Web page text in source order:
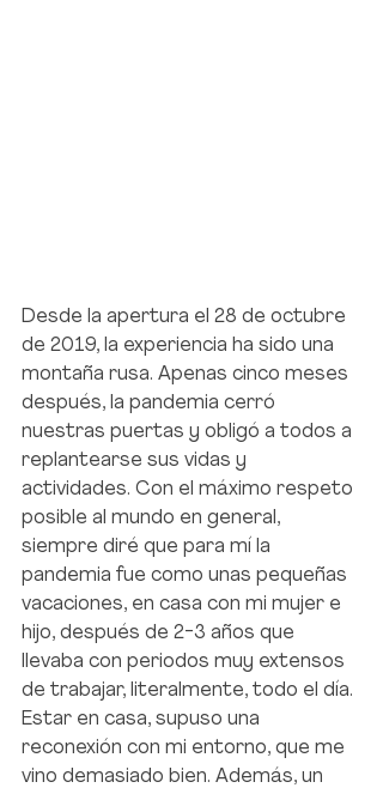
Desde la apertura el 28 de octubre
de 2019, la experiencia ha sido una
montaña rusa. Apenas cinco meses
después, la pandemia cerró
nuestras puertas y obligó a todos a
replantearse sus vidas y
actividades. Con el máximo respeto
posible al mundo en general,
siempre diré que para mí la
pandemia fue como unas pequeñas
vacaciones, en casa con mi mujer e
hijo, después de 2-3 años que
llevaba con periodos muy extensos
de trabajar, literalmente, todo el día.
Estar en casa, supuso una
reconexión con mi entorno, que me
vino demasiado bien. Además, un